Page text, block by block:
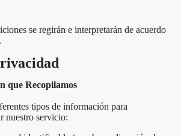
se regirán e interpretarán de acuerdo
Recopilamos
tipos de información para
nuestro servicio: